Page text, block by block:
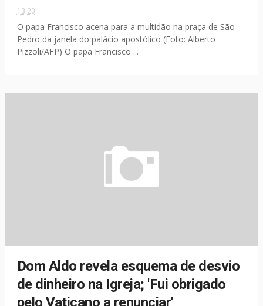
13:20
O papa Francisco acena para a multidão na praça de São
Pedro da janela do palácio apostólico (Foto: Alberto
Pizzoli/AFP) O papa Francisco ...
Dom Aldo revela esquema de desvio
de dinheiro na Igreja; 'Fui obrigado
pelo Vaticano a renunciar'